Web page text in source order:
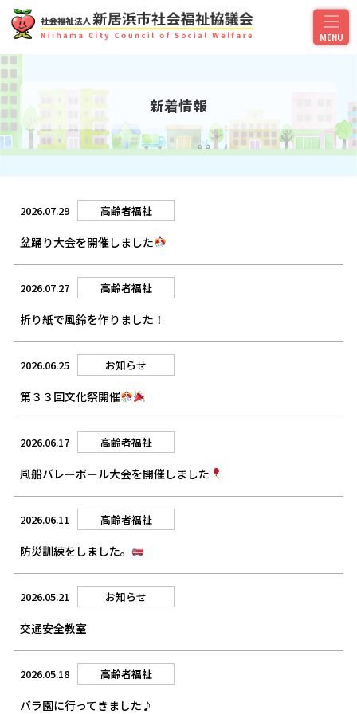
新着情報
2026.07.29 高齢者福祉
盆踊り大会を開催しました
2026.07.27 高齢者福祉
折り紙で風鈴を作りました！
2026.06.25 お知らせ
第３３回文化祭開催
2026.06.17 高齢者福祉
風船バレーボール大会を開催しました
2026.06.11 高齢者福祉
防災訓練をしました。
2026.05.21 お知らせ
交通安全教室
2026.05.18 高齢者福祉
バラ園に行ってきました♪